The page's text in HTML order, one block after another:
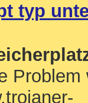
typ
Problem